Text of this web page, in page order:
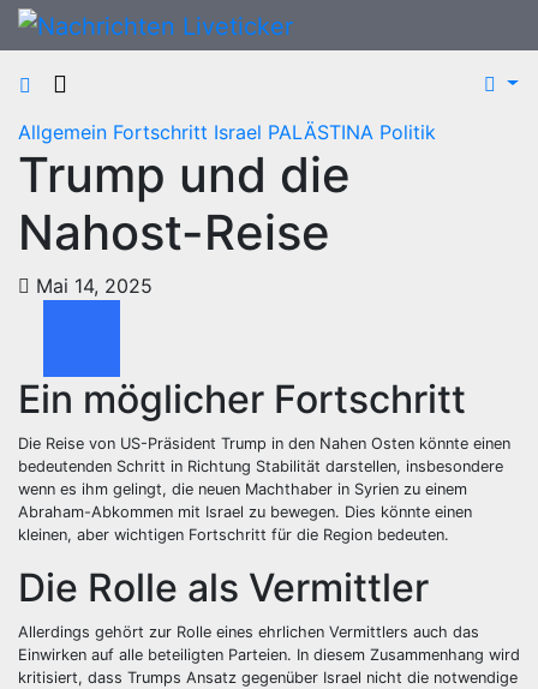
Zum
Inhalt
springen
Allgemein Fortschritt Israel PALÄSTINA Politik
Trump und die
Nahost-Reise
Mai 14, 2025
Ein möglicher Fortschritt
Die Reise von US-Präsident Trump in den Nahen Osten könnte einen
bedeutenden Schritt in Richtung Stabilität darstellen, insbesondere
wenn es ihm gelingt, die neuen Machthaber in Syrien zu einem
Abraham-Abkommen mit Israel zu bewegen. Dies könnte einen
kleinen, aber wichtigen Fortschritt für die Region bedeuten.
Die Rolle als Vermittler
Allerdings gehört zur Rolle eines ehrlichen Vermittlers auch das
Einwirken auf alle beteiligten Parteien. In diesem Zusammenhang wird
kritisiert, dass Trumps Ansatz gegenüber Israel nicht die notwendige